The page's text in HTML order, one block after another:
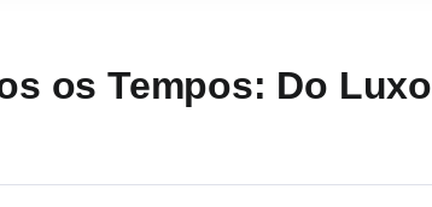
os Tempos: Do Luxo